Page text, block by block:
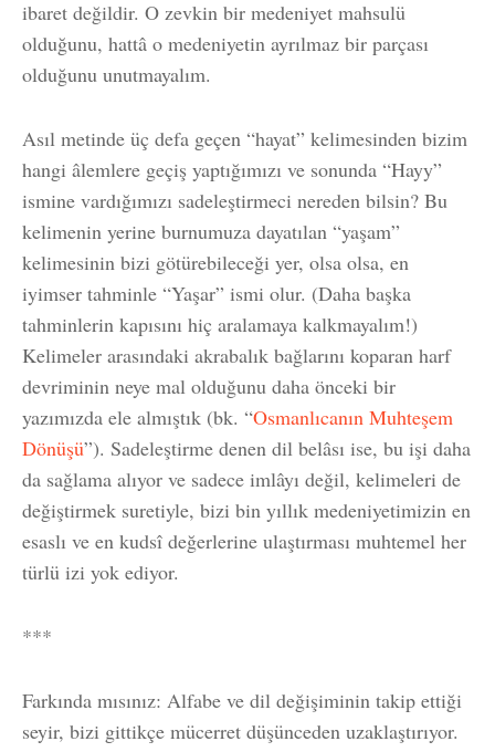
ibaret değildir. O zevkin bir medeniyet mahsulü
olduğunu, hattâ o medeniyetin ayrılmaz bir parçası
olduğunu unutmayalım.
Asıl metinde üç defa geçen “hayat” kelimesinden bizim
hangi âlemlere geçiş yaptığımızı ve sonunda “Hayy”
ismine vardığımızı sadeleştirmeci nereden bilsin? Bu
kelimenin yerine burnumuza dayatılan “yaşam”
kelimesinin bizi götürebileceği yer, olsa olsa, en
iyimser tahminle “Yaşar” ismi olur. (Daha başka
tahminlerin kapısını hiç aralamaya kalkmayalım!)
Kelimeler arasındaki akrabalık bağlarını koparan harf
devriminin neye mal olduğunu daha önceki bir
yazımızda ele almıştık (bk. “Osmanlıcanın Muhteşem
Dönüşü”). Sadeleştirme denen dil belâsı ise, bu işi daha
da sağlama alıyor ve sadece imlâyı değil, kelimeleri de
değiştirmek suretiyle, bizi bin yıllık medeniyetimizin en
esaslı ve en kudsî değerlerine ulaştırması muhtemel her
türlü izi yok ediyor.
***
Farkında mısınız: Alfabe ve dil değişiminin takip ettiği
seyir, bizi gittikçe mücerret düşünceden uzaklaştırıyor.